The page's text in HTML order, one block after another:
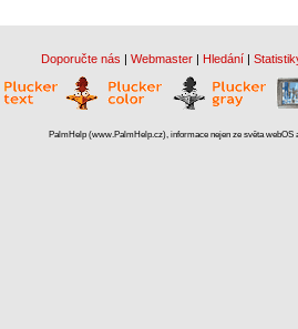
Doporučte nás | Webmaster | Hledání |
PalmHelp (www.PalmHelp.cz), informace nejen ze světa